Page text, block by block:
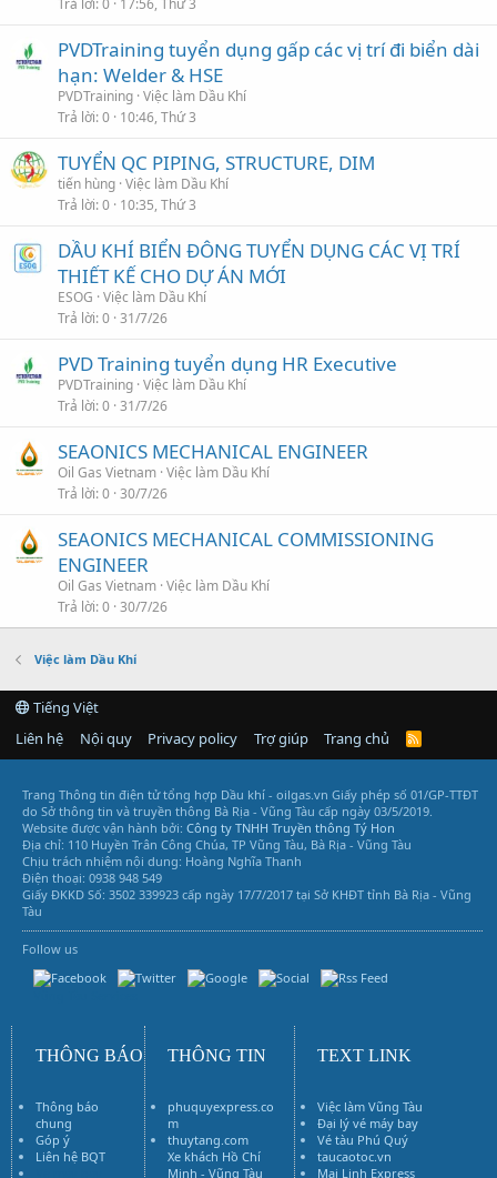
Trả lời 0 17:56, Thứ 3
PVDTraining tuyển dụng gấp các vị trí đi biển dài
hạn: Welder & HSE
PVDTraining Việc làm Dầu Khí
Trả lời 0 10:46, Thứ 3
TUYỂN QC PIPING, STRUCTURE, DIM
tiến hùng Việc làm Dầu Khí
Trả lời 0 10:35, Thứ 3
DẦU KHÍ BIỂN ĐÔNG TUYỂN DỤNG CÁC VỊ TRÍ
THIẾT KẾ CHO DỰ ÁN MỚI
ESOG Việc làm Dầu Khí
Trả lời 0 31/7/26
PVD Training tuyển dụng HR Executive
PVDTraining Việc làm Dầu Khí
Trả lời 0 31/7/26
SEAONICS MECHANICAL ENGINEER
Oil Gas Vietnam Việc làm Dầu Khí
Trả lời 0 30/7/26
SEAONICS MECHANICAL COMMISSIONING
ENGINEER
Oil Gas Vietnam Việc làm Dầu Khí
Trả lời 0 30/7/26
Việc làm Dầu Khí
Tiếng Việt
Liên hệ
Nội quy Privacy policy Trợ giúp Trang chủ
R
Trang Thông tin điện tử tổng hợp Dầu khí - oilgas.vn Giấy phép số 01/GP-TTĐT
do Sở thông tin và truyền thông Bà Rịa - Vũng Tàu cấp ngày 03/5/2019.
Website được vận hành bởi: Công ty TNHH Truyền thông Tý Hon
Địa chỉ: 110 Huyền Trân Công Chúa, TP Vũng Tàu, Bà Rịa - Vũng Tàu
Chịu trách nhiệm nội dung: Hoàng Nghĩa Thanh
Điện thoại: 0938 948 549
Giấy ĐKKD Số: 3502 339923 cấp ngày 17/7/2017 tại Sở KHĐT tỉnh Bà Rịa - Vũng
Tàu
Follow us
THÔNG BÁO
Thông báo
chung
Góp ý
Liên hệ BQT
THÔNG TIN
phuquyexpress.co
m
thuytang.com
Xe khách Hồ Chí
Minh - Vũng Tàu
TEXT LINK
Việc làm Vũng Tàu
Đại lý vé máy bay
Vé tàu Phú Quý
taucaotoc.vn
Mai Linh Express